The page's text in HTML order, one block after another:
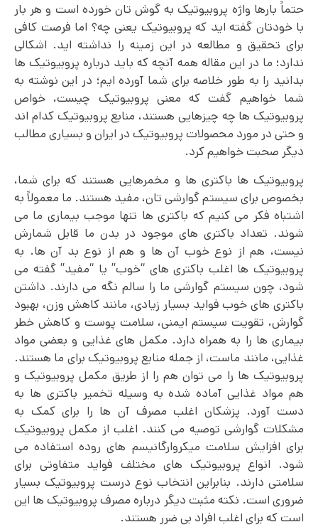
حتماً بارها واژه پروبیوتیک به گوش تان خورده است و هر بار
با خودتان گفته اید که پروبیوتیک یعنی چه؟ اما فرصت کافی
برای تحقیق و مطالعه در این زمینه را نداشته اید. اشکالی
ندارد؛ ما در این مقاله همه آنچه که باید درباره پروبیوتیک ها
بدانید را به طور خلاصه برای شما آورده ایم؛ در این نوشته به
شما خواهیم گفت که معنی پروبیوتیک چیست، خواص
پروبیوتیک ها چه چیزهایی هستند، منابع پروبیوتیک کدام اند
و حتی در مورد محصولات پروبیوتیک در ایران و بسیاری مطالب
دیگر صحبت خواهیم کرد.
پروبیوتیک ها باکتری ها و مخمرهایی هستند که برای شما،
بخصوص برای سیستم گوارشی تان، مفید هستند. ما معمولاً به
اشتباه فکر می کنیم که باکتری ها تنها موجب بیماری ما می
شوند. تعداد باکتری های موجود در بدن ما قابل شمارش
نیست، هم از نوع خوب آن ها و هم از نوع بد آن ها. به
پروبیوتیک ها اغلب باکتری های “خوب” یا “مفید” گفته می
شود، چون سیستم گوارشی ما را سالم نگه می دارند. داشتن
باکتری های خوب فواید بسیار زیادی، مانند کاهش وزن، بهبود
گوارش، تقویت سیستم ایمنی، سلامت پوست و کاهش خطر
بیماری ها را به همراه دارد. مکمل های غذایی و بعضی مواد
غذایی، مانند ماست، از جمله منابع پروبیوتیک برای ما هستند.
پروبیوتیک ها را می توان هم را از طریق مکمل پروبیوتیک و
هم مواد غذایی آماده شده به وسیله تخمیر باکتری ها به
دست آورد. پزشکان اغلب مصرف آن ها را برای کمک به
مشکلات گوارشی توصیه می کنند. اغلب از مکمل پروبیوتیک
برای افزایش سلامت میکروارگانیسم های روده استفاده می
شود. انواع پروبیوتیک های مختلف فواید متفاوتی برای
سلامتی دارند. بنابراین انتخاب نوع درست پروبیوتیک بسیار
ضروری است. نکته مثبت دیگر درباره مصرف پروبیوتیک ها این
است که برای اغلب افراد بی ضرر هستند.